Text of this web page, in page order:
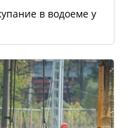
в водоеме у